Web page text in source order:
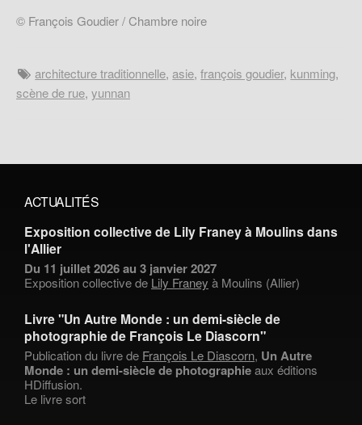
© François Goudier / Chambre noire
architecture traditionnelle, asie,françois goudier, kunming,
scène de rue, yunnan
ACTUALITÉS
Exposition collective de Lily Franey à Moulins dans
l'Allier
Du 11 juillet 2026 au 3 janvier 2027
Exposition collective de Lily Franey à Moulins (Allier)
Livre "Un Autre Monde : un demi-siècle de
photographie de François Le Diascorn"
Publication du livre de François Le Diascorn, Un Autre
Monde : un demi-siècle de photographieaux éditions
HDiffusion.
Le livre sort